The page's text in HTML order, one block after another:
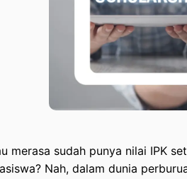
merasa sudah punya nilai IPK
Nah, dalam dunia